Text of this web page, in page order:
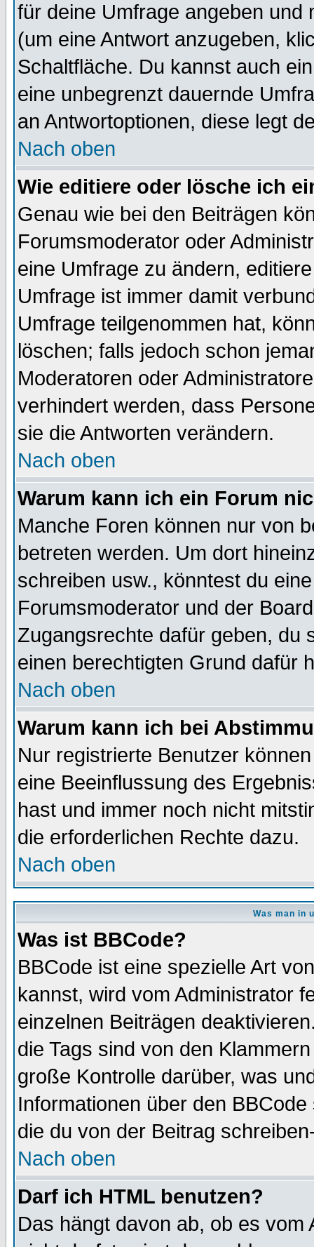
für deine Umfrage angeben und
(um eine Antwort anzugeben,
Schaltfläche. Du kannst auch
eine unbegrenzt dauernde
an Antwortoptionen, diese legt
Nach oben
Wie editiere oder lösche ich
Genau wie bei den Beiträgen
Forumsmoderator oder
eine Umfrage zu ändern,
Umfrage ist immer damit
Umfrage teilgenommen hat,
löschen; falls jedoch schon
Moderatoren oder
verhindert werden, dass
sie die Antworten verändern.
Nach oben
Warum kann ich ein Forum
Manche Foren können nur von
betreten werden. Um dort
schreiben usw., könntest du
Forumsmoderator und der
Zugangsrechte dafür geben, du
einen berechtigten Grund dafür
Nach oben
Warum kann ich bei
Nur registrierte Benutzer
eine Beeinflussung des
hast und immer noch nicht
die erforderlichen Rechte dazu.
Nach oben
Was man in
Was ist BBCode?
BBCode ist eine spezielle Art
kannst, wird vom Administrator
einzelnen Beiträgen
die Tags sind von den
große Kontrolle darüber, was
Informationen über den
die du von der Beitrag
Nach oben
Darf ich HTML benutzen?
Das hängt davon ab, ob es